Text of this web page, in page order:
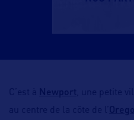
C’est à Newport , une petite
au centre de la côte de l’